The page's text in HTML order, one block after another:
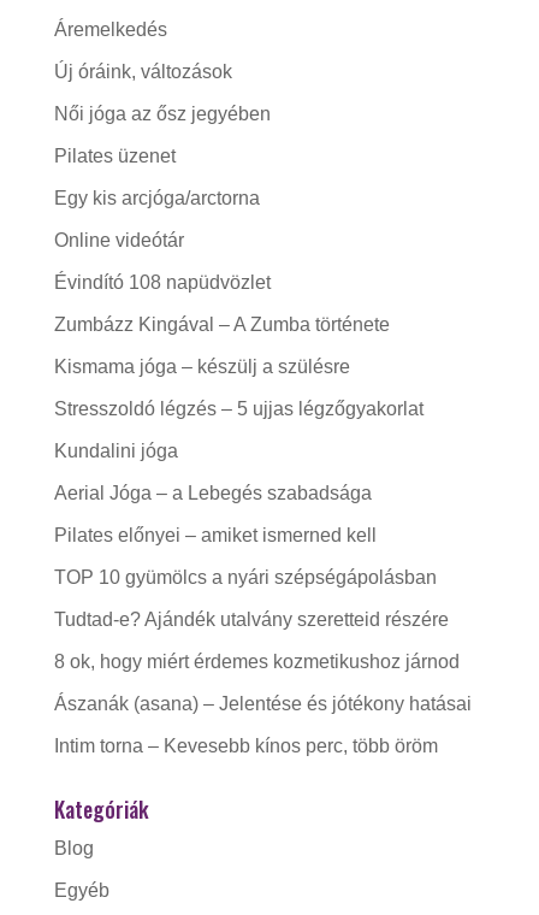
Áremelkedés
Új óráink, változások
Női jóga az ősz jegyében
Pilates üzenet
Egy kis arcjóga/arctorna
Online videótár
Évindító 108 napüdvözlet
Zumbázz Kingával – A Zumba története
Kismama jóga – készülj a szülésre
Stresszoldó légzés – 5 ujjas légzőgyakorlat
Kundalini jóga
Aerial Jóga – a Lebegés szabadsága
Pilates előnyei – amiket ismerned kell
TOP 10 gyümölcs a nyári szépségápolásban
Tudtad-e? Ajándék utalvány szeretteid részére
8 ok, hogy miért érdemes kozmetikushoz járnod
Ászanák (asana) – Jelentése és jótékony hatásai
Intim torna – Kevesebb kínos perc, több öröm
Kategóriák
Blog
Egyéb